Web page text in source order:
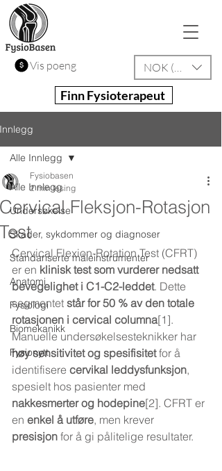
Vis poeng NOK (kr)
Finn Fysioterapeut
Innlegg
Alle Innlegg
Undersøkelse
Skader, sykdommer og diagnoser
Standariserte måleinstrumenter
Anatomi
Fysiologi
Biomekanikk
Fysionytt
Alle Innlegg
Cervical Fleksjon-Rotasjon
Test
Fysiobasen
2 min lesing
Cervical Flexion-Rotation Test (CFRT)
er en klinisk test som vurderer nedsatt
bevegelighet i C1-C2-leddet. Dette
segmentet står for 50 % av den totale
rotasjonen i cervical columna[1].
Manuelle undersøkelsesteknikker har
høy sensitivitet og spesifisitet for å
identifisere cervikal leddysfunksjon,
spesielt hos pasienter med
nakkesmerter og hodepine[2]. CFRT er
en enkel å utføre, men krever
presisjon for å gi pålitelige resultater.